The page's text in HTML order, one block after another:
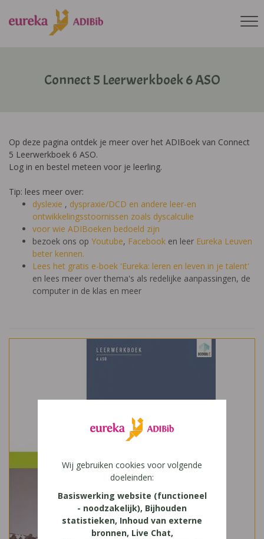
Connect 5 Leerwerkboek 6 ASO
Op deze pagina ontdek je meer over het ADIBoek van Connect
5 Leerwerkboek 6 ASO.
Log in en bestel meteen voor je leerling.
Tip: lees meer over:
dyslexie , dyspraxie/DCD en andere leer-en
ontwikkelingsstoornissen zoals dyscalculie
voor wie ADIBoeken bedoeld zijn
bezoek ons op Youtube, Facebook en leer Eureka Leuven
beter kennen.
Lees het gratis e-boek 'Eureka: leren en leven in je talent'
en lees meer over thema's als redelijke aanpassingen, de
computer in de klas en meer
Wij gebruiken cookies voor volgende
doeleinden:
Basiswerking website (functioneel
- noodzakelijk), Bijhouden
statistieken, Inhoud van externe
bronnen, Live Chat,